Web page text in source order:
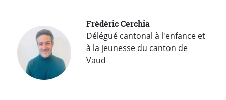
Frédéric Cerchia
Délégué cantonal à l'enfance et
à la jeunesse du canton de
Vaud